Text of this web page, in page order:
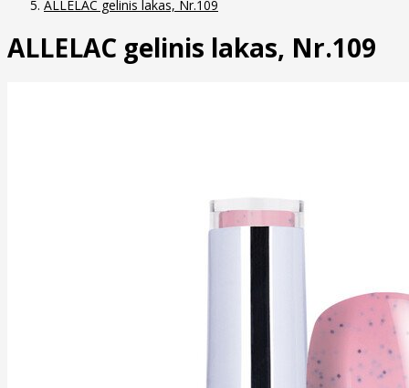
ALLELAC gelinis lakas, Nr.109
ALLELAC gelinis lakas, Nr.109